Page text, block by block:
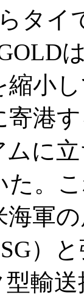
タ
小
寄港
ムに
。
海軍
）
型輸